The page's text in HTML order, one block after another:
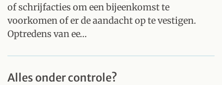
of schrijfacties om een bijeenkomst te
voorkomen of er de aandacht op te vestigen.
Optredens van ee…
Alles onder controle?